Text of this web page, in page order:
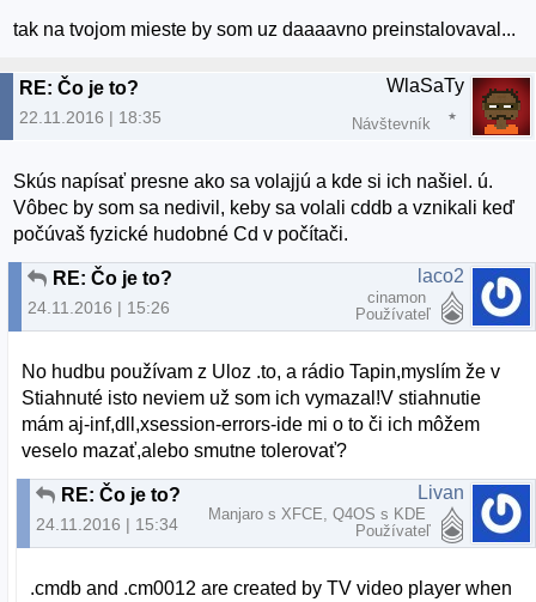
tak na tvojom mieste by som uz daaaavno preinstalovaval...
RE: Čo je to?
22.11.2016 | 18:35
WlaSaTy
Návštevník
Skús napísať presne ako sa volajjú a kde si ich našiel. ú.
Vôbec by som sa nedivil, keby sa volali cddb a vznikali keď
počúvaš fyzické hudobné Cd v počítači.
RE: Čo je to?
24.11.2016 | 15:26
laco2
cinamon
Používateľ
No hudbu používam z Uloz .to, a rádio Tapin,myslím že v
Stiahnuté isto neviem už som ich vymazal!V stiahnutie
mám aj-inf,dll,xsession-errors-ide mi o to či ich môžem
veselo mazať,alebo smutne tolerovať?
RE: Čo je to?
24.11.2016 | 15:34
Livan
Manjaro s XFCE, Q4OS s KDE
Používateľ
.cmdb and .cm0012 are created by TV video player when